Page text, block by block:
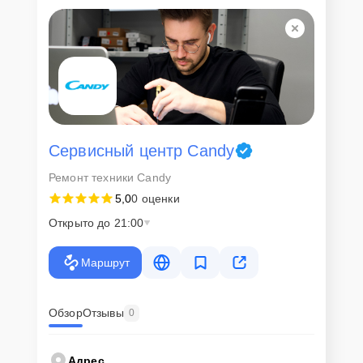
Для всех клиентов действуют демократичные и фиксированные
цены. Конечная стоимость работ обсуждается с клиентом и не в
коем случае не может измениться в процессе работ. Сервис не
навязывает клиентам дополнительные услуги и не
предусматривает скрытые платежи. Рассчитать предварительную
стоимость ремонта можно с помощью нашегоКалькулятора
Скорость диагностики и
ремонта
Наша компания ценит время клиентов и понимает важность
оперативного решения любых вопросов. В среднем, ремонт
клиент сможет забрать свой гаджет в этот же день. При
Внимание! Устройство отправляется на ремонт только после
согласования вариантов запчастей и стоимости ремонта с
изменена в процессе или после завершения работ.
Сервисный центр Candy
Ремонт техники Candy
5,00 оценки
Открыто до 21:00
Маршрут
ОбзорОтзывы 0
Адрес